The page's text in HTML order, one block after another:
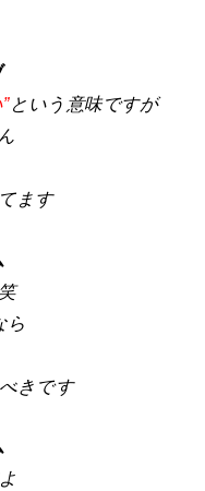
という意味ですが
ます
ら
きです